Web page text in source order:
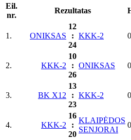
Eil.
nr.
Rezultatas
1. ONIKSAS
12
:
24
KKK-2 0
2. KKK-2
10
:
26
ONIKSAS 0
3. BK X12
13
:
23
KKK-2 0
4. KKK-2
16
:
20
KLAIPĖDOS
SENJORAI
0